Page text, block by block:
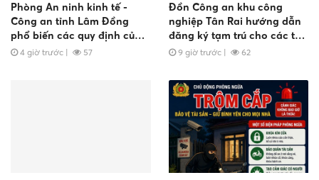
Phòng An ninh kinh tế -
Công an tỉnh Lâm Đồng
phổ biến các quy định của
pháp luật về bảo vệ môi
4 giờ trước | 57
Đồn Công an khu công
nghiệp Tân Rai hướng dẫn
đăng ký tạm trú cho các tổ
chức, doanh nghiệp và
9 giờ trước| 62